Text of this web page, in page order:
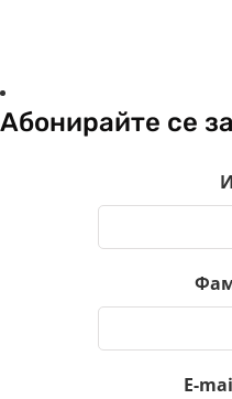
Абонирайте се
E-